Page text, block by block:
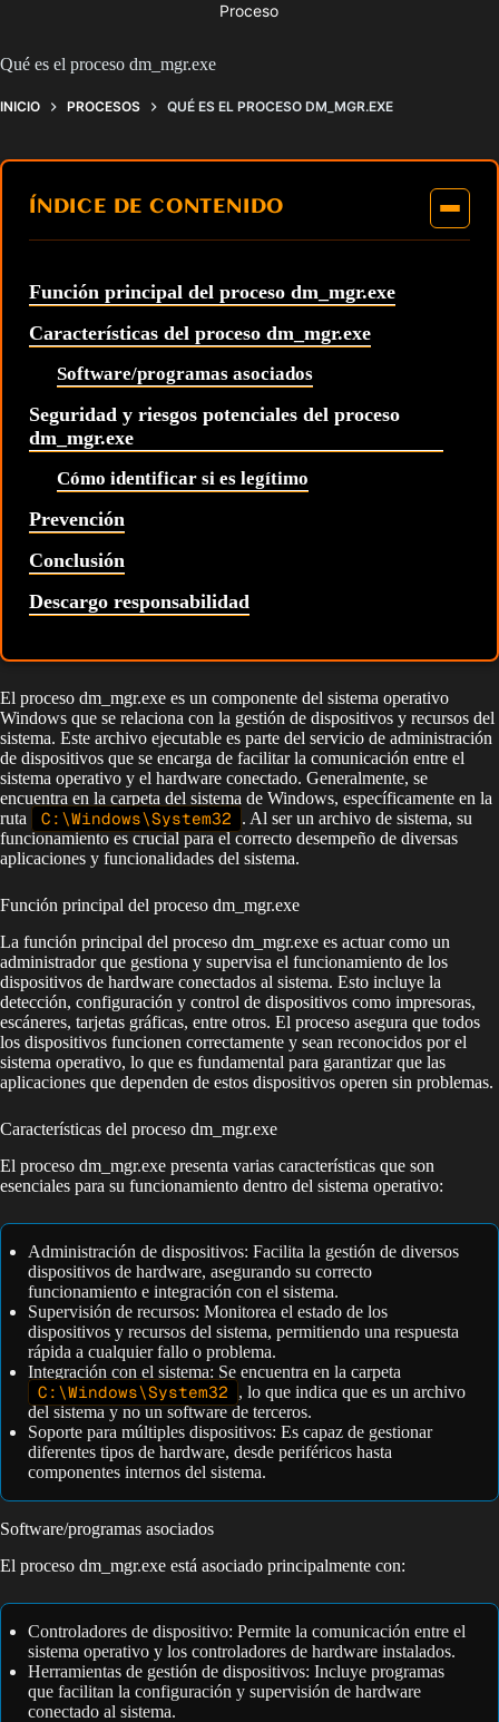
Proceso
Qué es el proceso dm_mgr.exe
INICIO PROCESOS QUÉ ES EL PROCESO DM_MGR.EXE
ÍNDICE DE CONTENIDO
Función principal del proceso dm_mgr.exe
Características del proceso dm_mgr.exe
Software/programas asociados
Seguridad y riesgos potenciales del proceso
dm_mgr.exe
Cómo identificar si es legítimo
Prevención
Conclusión
Descargo responsabilidad
El proceso dm_mgr.exe es un componente del sistema operativo
Windows que se relaciona con la gestión de dispositivos y recursos del
sistema. Este archivo ejecutable es parte del servicio de administración
de dispositivos que se encarga de facilitar la comunicación entre el
sistema operativo y el hardware conectado. Generalmente, se
encuentra en la carpeta del sistema de Windows, específicamente en la
ruta
C:\Windows\System32
. Al ser un archivo de sistema, su
funcionamiento es crucial para el correcto desempeño de diversas
aplicaciones y funcionalidades del sistema.
Función principal del proceso dm_mgr.exe
La función principal del proceso dm_mgr.exe es actuar como un
administrador que gestiona y supervisa el funcionamiento de los
dispositivos de hardware conectados al sistema. Esto incluye la
detección, configuración y control de dispositivos como impresoras,
escáneres, tarjetas gráficas, entre otros. El proceso asegura que todos
los dispositivos funcionen correctamente y sean reconocidos por el
sistema operativo, lo que es fundamental para garantizar que las
aplicaciones que dependen de estos dispositivos operen sin problemas.
Características del proceso dm_mgr.exe
El proceso dm_mgr.exe presenta varias características que son
esenciales para su funcionamiento dentro del sistema operativo:
Administración de dispositivos: Facilita la gestión de diversos
dispositivos de hardware, asegurando su correcto
funcionamiento e integración con el sistema.
Supervisión de recursos: Monitorea el estado de los
dispositivos y recursos del sistema, permitiendo una respuesta
rápida a cualquier fallo o problema.
Integración con el sistema: Se encuentra en la carpeta
C:\Windows\System32
, lo que indica que es un archivo
del sistema y no un software de terceros.
Soporte para múltiples dispositivos: Es capaz de gestionar
diferentes tipos de hardware, desde periféricos hasta
componentes internos del sistema.
Software/programas asociados
El proceso dm_mgr.exe está asociado principalmente con:
Controladores de dispositivo: Permite la comunicación entre el
sistema operativo y los controladores de hardware instalados.
Herramientas de gestión de dispositivos: Incluye programas
que facilitan la configuración y supervisión de hardware
conectado al sistema.